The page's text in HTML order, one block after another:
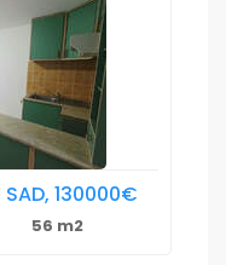
130000€
56 m2